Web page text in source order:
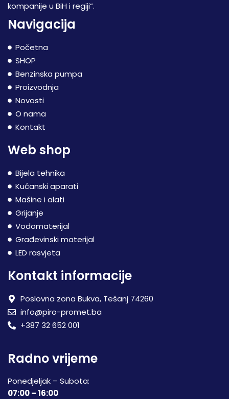
kompanije u BiH i regiji“.
Navigacija
Početna
SHOP
Benzinska pumpa
Proizvodnja
Novosti
O nama
Kontakt
Web shop
Bijela tehnika
Kućanski aparati
Mašine i alati
Grijanje
Vodomaterijal
Građevinski materijal
LED rasvjeta
Kontakt informacije
Poslovna zona Bukva, Tešanj 74260
info@piro-promet.ba
+387 32 652 001
Radno vrijeme
Ponedjeljak – Subota:
07:00 – 16:00